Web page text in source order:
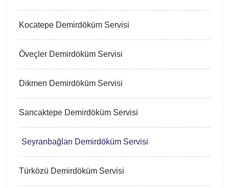
Kocatepe Demirdöküm Servisi
Öveçler Demirdöküm Servisi
Dikmen Demirdöküm Servisi
Sancaktepe Demirdöküm Servisi
Seyranbağları Demirdöküm Servisi
Türközü Demirdöküm Servisi